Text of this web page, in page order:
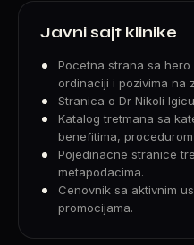
Javni sajt klinike
Pocetna strana sa
ordinaciji i pozivima na
Stranica o Dr Nikoli
Katalog tretmana sa
benefitima,
Pojedinacne stranice
metapodacima.
Cenovnik sa aktivnim
promocijama.